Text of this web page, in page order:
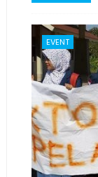
EVENT